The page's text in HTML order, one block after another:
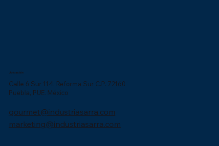
Ubicación
Calle 6 Sur 114, Reforma Sur C.P. 72160
Puebla, PUE. México
gourmet@industriasarra.com
marketing@industriasarra.com